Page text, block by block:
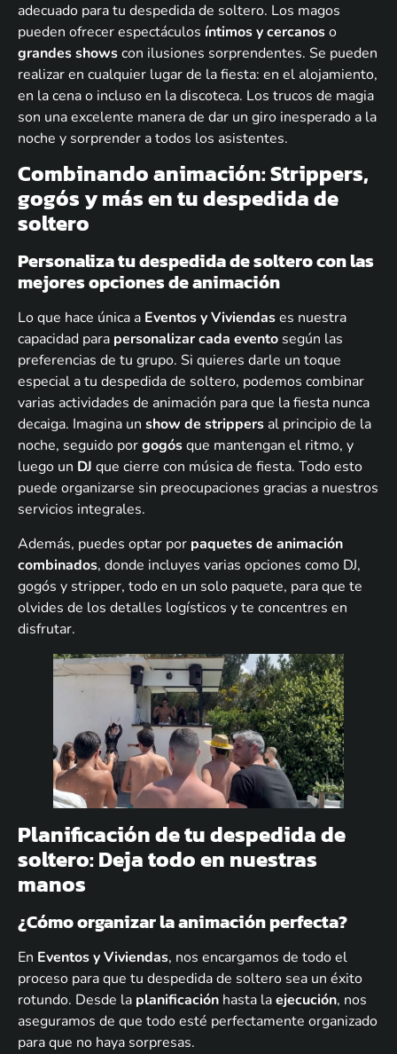
adecuado para tu despedida de soltero. Los magos
pueden ofrecer espectáculos íntimos y cercanoso
grandes showscon ilusiones sorprendentes. Se pueden
realizar en cualquier lugar de la fiesta: en el alojamiento,
en la cena o incluso en la discoteca. Los trucos de magia
son una excelente manera de dar un giro inesperado a la
noche y sorprender a todos los asistentes.
Combinando animación: Strippers,
gogós y más en tu despedida de
soltero
Personaliza tu despedida de soltero con las
mejores opciones de animación
Lo que hace única a Eventos y Viviendases nuestra
capacidad para personalizar cada evento según las
preferencias de tu grupo. Si quieres darle un toque
especial a tu despedida de soltero, podemos combinar
varias actividades de animación para que la fiesta nunca
decaiga. Imagina un show de strippers al principio de la
noche, seguido porgogósque mantengan el ritmo, y
luego un DJ que cierre con música de fiesta. Todo esto
puede organizarse sin preocupaciones gracias a nuestros
servicios integrales.
Además, puedes optar por paquetes de animación
combinados, donde incluyes varias opciones como DJ,
gogós y stripper, todo en un solo paquete, para que te
olvides de los detalles logísticos y te concentres en
disfrutar.
Planificación de tu despedida de
soltero: Deja todo en nuestras
manos
¿Cómo organizar la animación perfecta?
En Eventos y Viviendas, nos encargamos de todo el
proceso para que tu despedida de soltero sea un éxito
rotundo. Desde la planificación hasta laejecución, nos
aseguramos de que todo esté perfectamente organizado
para que no haya sorpresas.